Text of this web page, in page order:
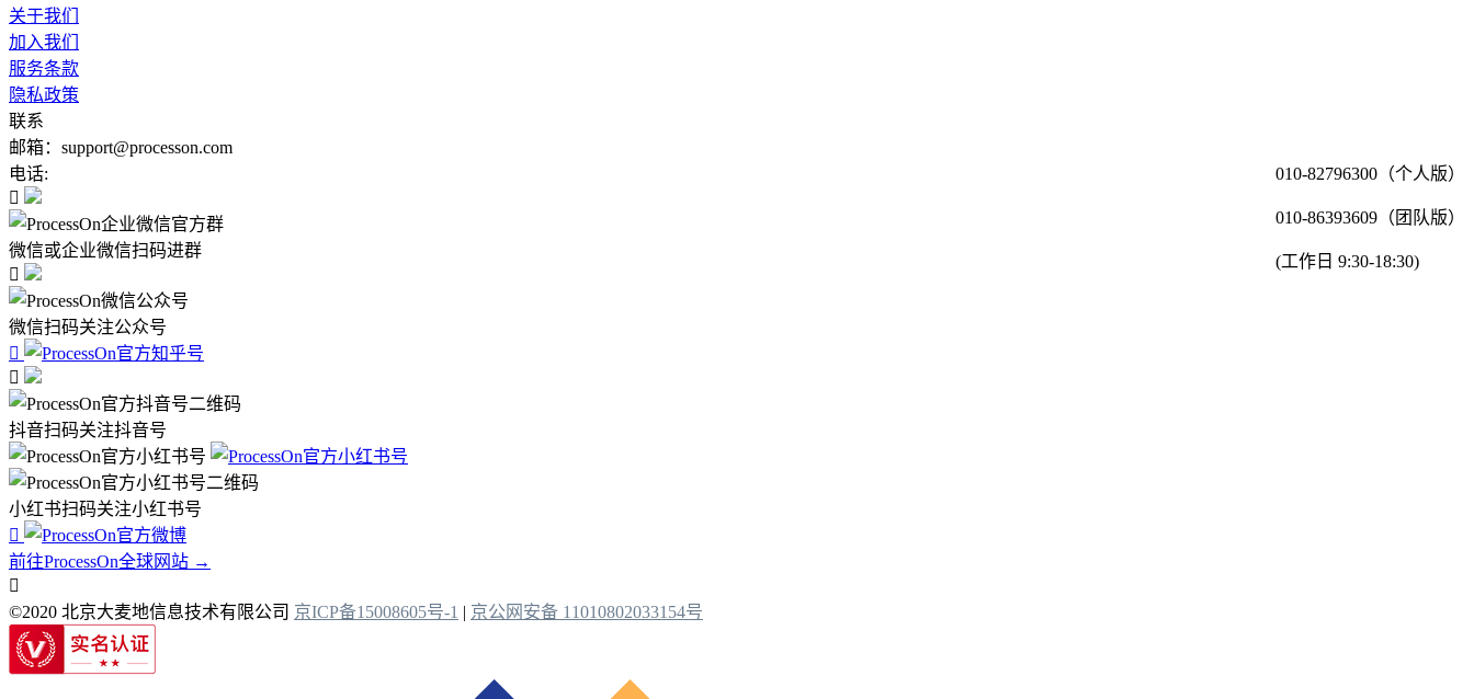
关于我们
加入我们
服务条款
隐私政策
联系
邮箱：support@processon.com
电话:
010-82796300（个人版）
010-86393609（团队版）
(工作日 9:30-18:30)

微信或企业微信扫码进群

微信扫码关注公众号


抖音扫码关注抖音号
小红书扫码关注小红书号

前往ProcessOn全球网站 →

©2020 北京大麦地信息技术有限公司 京ICP备15008605号-1 | 京公网安备 11010802033154号